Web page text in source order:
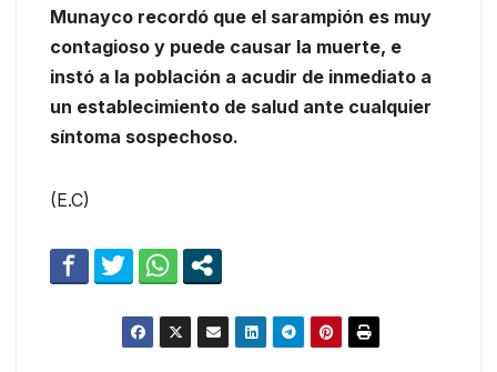
Munayco recordó que el sarampión es muy
contagioso y puede causar la muerte, e
instó a la población a acudir de inmediato a
un establecimiento de salud ante cualquier
síntoma sospechoso.
(E.C)